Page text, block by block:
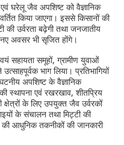
घरेलू जैव अपशिष्ट को वैज्ञानिक
किया जाएगा। इससे किसानों की
की उर्वरता बढ़ेगी तथा जनजातीय
अवसर भी सृजित होंगे।
सहायता समूहों, ग्रामीण युवाओं
भाग लिया। प्रतिभागियों
अपशिष्ट के वैज्ञानिक
स्थापना एवं रखरखाव, शीतप्रिय
क्षेत्रों के लिए उपयुक्त जैव उर्वरकों
के संचालन तथा मिट्टी की
आधुनिक तकनीकों की जानकारी